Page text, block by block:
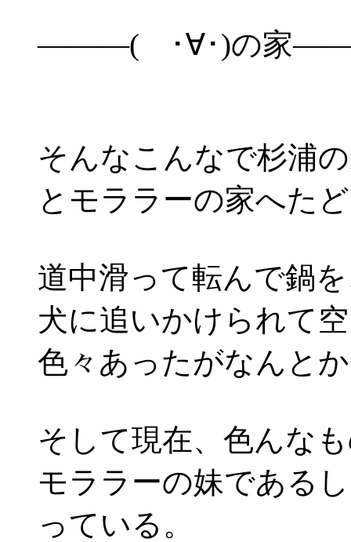
―――( ･∀･)の家
そんなこんなで杉浦
とモララーの家へた
道中滑って転んで鍋
犬に追いかけられて
色々あったがなんと
そして現在、色んな
モララーの妹である
っている。